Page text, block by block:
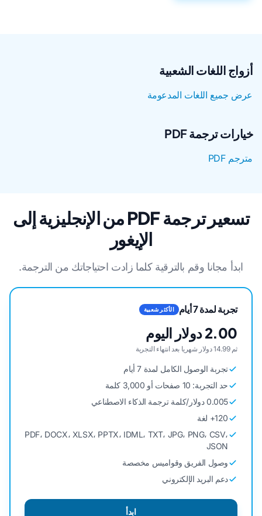
أزواج اللغات الشعبية
عرض جميع اللغات المدعومة
خيارات ترجمة PDF
مترجم PDF
تسعير ترجمة PDF من الإنجليزية إلى
الإيغور
ابدأ مجانا وقم بالترقية كلما زادت احتياجاتك من الترجمة.
تجربة لمدة 7 أيام الأكثر شعبية
2.00 دولار اليوم
ثم 14.99 دولار شهريا بعد انتهاء التجربة
تجربة الوصول الكامل لمدة 7 أيام
حد التجربة: 10 صفحات أو 3,000 كلمة
0.005 دولار/كلمة ترجمة الذكاء الاصطناعي
120+ لغة
PDF، DOCX، XLSX، PPTX، IDML، TXT، JPG، PNG، CSV،
JSON
وصول الفريق وقواميس مخصصة
دعم البريد الإلكتروني
ابدأ